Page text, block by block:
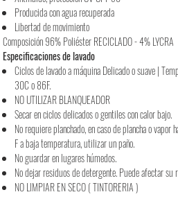
Producida con agua recuperada
Libertad de movimiento
Composición 96% Poliéster RECICLADO - 4% LYCRA
Especificaciones de lavado
Ciclos de lavado a máquina Delicado o suave |
30C o 86F.
NO UTILIZAR BLANQUEADOR
Secar en ciclos delicados o gentiles con calor bajo.
No requiere planchado, en caso de plancha o vapor
F a baja temperatura, utilizar un paño.
No guardar en lugares húmedos.
No dejar residuos de detergente. Puede afectar su
NO LIMPIAR EN SECO ( TINTORERIA )